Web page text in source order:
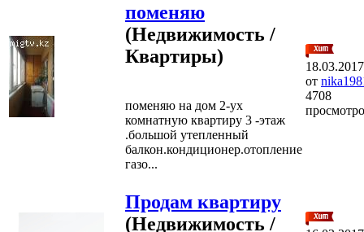
поменяю
(Недвижимость /
Квартиры)
поменяю на дом 2-ух
комнатную квартиру 3 -этаж
.большой утепленный
балкон.кондиционер.отопление
газо...
18.03.2017
от
4708
Продам квартиру
(Недвижимость /